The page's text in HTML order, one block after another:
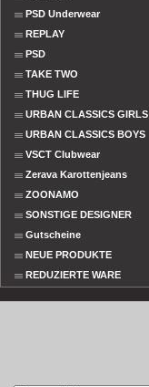
PSD Underwear
REPLAY
PSD
TAKE TWO
THUG LIFE
URBAN CLASSICS GIRLS
URBAN CLASSICS BOYS
VSCT Clubwear
Zerava Karottenjeans
ZOONAMO
SONSTIGE DESIGNER
Gutscheine
NEUE PRODUKTE
REDUZIERTE WARE